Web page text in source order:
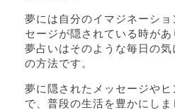
夢には自分のイマジネーシ
セージが隠されている時があ
夢占いはそのような毎日の
の方法です。
夢に隠されたメッセージやヒ
で、普段の生活を豊かにしま